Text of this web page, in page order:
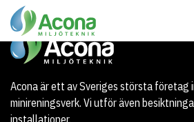
Acona är ett av Sveriges största företag
minireningsverk. Vi utför även